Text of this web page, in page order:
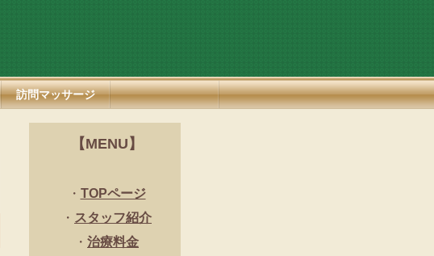
訪問マッサージ
【MENU】
・ TOPページ
・ スタッフ紹介
・ 治療料金